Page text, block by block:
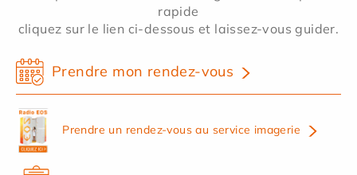
rapide
cliquez sur le lien ci-dessous et laissez-vous guider.
Prendre mon rendez-vous
Prendre un rendez-vous au service imagerie